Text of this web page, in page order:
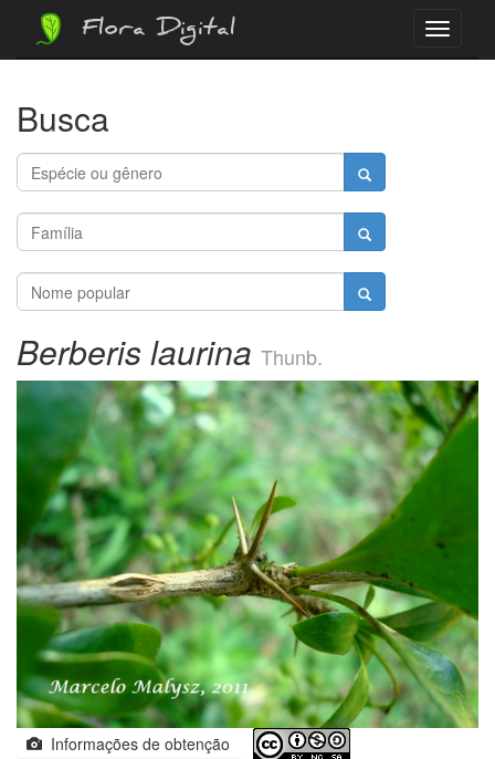
Menu
Flora Digital
Busca
Berberis laurina Thunb.
Informações de obtenção